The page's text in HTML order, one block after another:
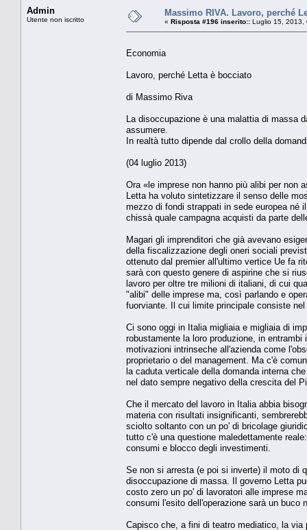
Admin
Utente non iscritto
Massimo RIVA. Lavoro, perché
« Risposta #196 inserito:: Luglio 15, 2013,
Economia
Lavoro, perché Letta è bocciato
di Massimo Riva
La disoccupazione è una malattia di massa
assumere.
In realtà tutto dipende dal crollo della
(04 luglio 2013)
Ora «le imprese non hanno più alibi per non
Letta ha voluto sintetizzare il senso delle
mezzo di fondi strappati in sede europea né
chissà quale campagna acquisti da parte
Magari gli imprenditori che già avevano
della fiscalizzazione degli oneri sociali
ottenuto dal premier all'ultimo vertice Ue fa
sarà con questo genere di aspirine che si
lavoro per oltre tre milioni di italiani, di cui
"alibi" delle imprese ma, così parlando e
fuorviante. Il cui limite principale consiste
Ci sono oggi in Italia migliaia e migliaia di
robustamente la loro produzione, in
motivazioni intrinseche all'azienda come
proprietario o del management. Ma c'è
la caduta verticale della domanda interna
nel dato sempre negativo della crescita del
Che il mercato del lavoro in Italia abbia
materia con risultati insignificanti,
sciolto soltanto con un po' di bricolage
tutto c'è una questione maledettamente
consumi e blocco degli investimenti.
Se non si arresta (e poi si inverte) il moto di
disoccupazione di massa. Il governo Letta
costo zero un po' di lavoratori alle imprese
consumi l'esito dell'operazione sarà un buco
Capisco che, a fini di teatro mediatico, la via